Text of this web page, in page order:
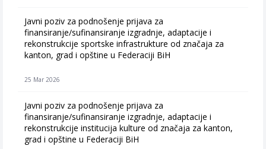
Javni poziv za podnošenje prijava za
finansiranje/sufinansiranje izgradnje, adaptacije i
rekonstrukcije sportske infrastrukture od značaja za
kanton, grad i opštine u Federaciji BiH
25 Mar 2026
Javni poziv za podnošenje prijava za
finansiranje/sufinansiranje izgradnje, adaptacije i
rekonstrukcije institucija kulture od značaja za kanton,
grad i opštine u Federaciji BiH